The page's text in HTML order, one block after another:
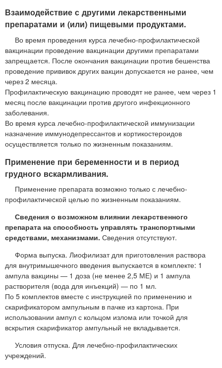
Взаимодействие с другими лекарственными
препаратами и (или) пищевыми продуктами.
Во время проведения курса лечебно-профилактической
вакцинации проведение вакцинации другими препаратами
запрещается. После окончания вакцинации против бешенства
проведение прививок других вакцин допускается не ранее, чем
через 2 месяца.
Профилактическую вакцинацию проводят не ранее, чем через 1
месяц после вакцинации против другого инфекционного
заболевания.
Во время курса лечебно-профилактической иммунизации
назначение иммунодепрессантов и кортикостероидов
осуществляется только по жизненным показаниям.
Применение при беременности и в период
грудного вскармливания.
Применение препарата возможно только с лечебно-
профилактической целью по жизненным показаниям.
Сведения о возможном влиянии лекарственного
препарата на способность управлять транспортными
средствами, механизмами. Сведения отсутствуют.
Форма выпуска. Лиофилизат для приготовления раствора
для внутримышечного введения выпускается в комплекте: 1
ампула вакцины — 1 доза (не менее 2,5 МЕ) и 1 ампула
растворителя (вода для инъекций) — по 1 мл.
По 5 комплектов вместе с инструкцией по применению и
скарификатором ампульным в пачке из картона. При
использовании ампул с кольцом излома или точкой для
вскрытия скарификатор ампульный не вкладывается.
Условия отпуска. Для лечебно-профилактических
учреждений.